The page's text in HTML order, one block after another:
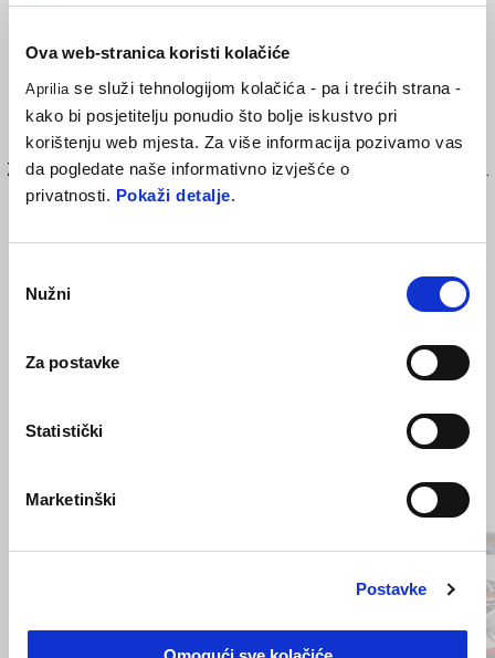
Ova web-stranica koristi kolačiće
Aprilia se služi tehnologijom kolačića - pa i trećih strana -
kako bi posjetitelju ponudio što bolje iskustvo pri
korištenju web mjesta. Za više informacija pozivamo vas
da pogledate naše informativno izvješće o
privatnosti. Pokaži detalje.
pristanka
Nužni
Za postavke
Statistički
Marketinški
Postavke
CRNA
€ 69
Zaštitne naljepnice posebno dizajnirane za spremnik goriva motocikla.
Njihova otporna folija štiti od benzina, oštećenja i ogrebotina.